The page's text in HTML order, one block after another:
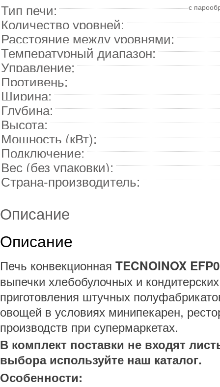
Тип печи: с
Количество уровней:
Расстояние между уровнями:
Температурный диапазон:
Управление:
Противень:
Ширина:
Глубина:
Высота:
Мощность (кВт):
Подключение:
Вес (без упаковки):
Страна-производитель:
Описание
Описание
Печь конвекционная TECNOINOX
выпечки хлебобулочных и
приготовления штучных
овощей в условиях минипекарен,
производств при супермаркетах.
В комплект поставки не входят
выбора используйте наш каталог.
Особенности: